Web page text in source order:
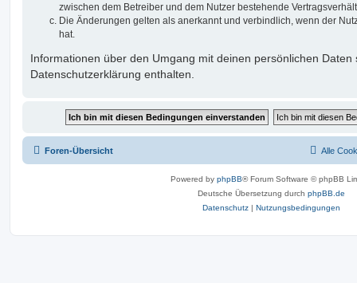
zwischen dem Betreiber und dem Nutzer bestehende
Die Änderungen gelten als anerkannt und verbindlich, wenn der
hat.
Informationen über den Umgang mit deinen persönlichen Daten
Datenschutzerklärung enthalten.
Foren-Übersicht Alle
Powered by phpBB® Forum Software © phpBB
Deutsche Übersetzung durch phpBB.de
Datenschutz | Nutzungsbedingungen